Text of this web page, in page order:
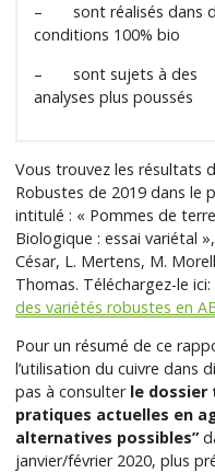
– sont réalisés dans
conditions 100% bio
– sont sujets à des
analyses plus poussés
Vous trouvez les résultats
Robustes de 2019 dans le
intitulé : « Pommes de
Biologique : essai variétal
César, L. Mertens, M.
Thomas. Téléchargez-le ici:
des variétés robustes en
Pour un résumé de ce
l’utilisation du cuivre dans
pas à consulter le dossier
pratiques actuelles en
alternatives possibles”
janvier/février 2020, plus